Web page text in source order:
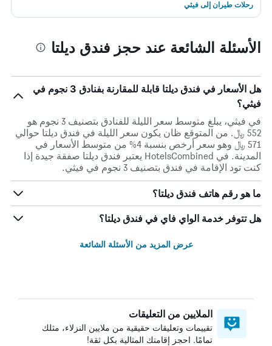
رحلات طيران إلى فيثي
الأسئلة الشائعة عند حجز فندق ديلتا
هل الأسعار في فندق ديلتا قابلة للمقارنة بفنادق 3 نجوم في
فيثي؟
في فيثي، يبلغ متوسط ​​سعر الليلة للفنادق بتصنيف 3 نجوم هو
552 ﷼. من المتوقع ظان يكون سعر الليلة في فندق ديلتا حوالي
571 ﷼ وهو سعر أرخص بنسبة 4% من متوسط الأسعار في
المدينة. في HotelsCombined يعتبر فندق ديلتا صفقة جيدة إذا
كنت تود الإقامة في فندق بتصنيف 3 نجوم في فيثي.
ما هو رقم هاتف فندق ديلتا؟
هل تتوفر خدمة الواي فاي في فندق ديلتا؟
عرض المزيد من الأسئلة الشائعة
الملايين من التعليقات
تقييمات وتعليقات حقيقية من ملايين النزلاء، مثلك
تمامًا. احجز إقامتك المثالية بكل ثقة!